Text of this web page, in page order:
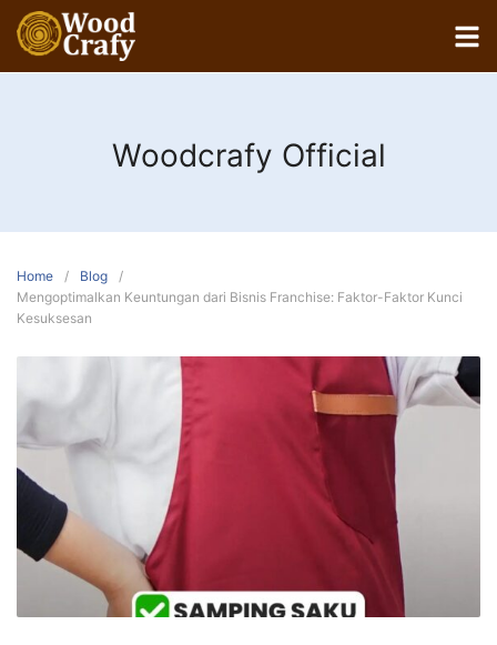
Woodcrafy Official
Home
Blog
Mengoptimalkan Keuntungan dari Bisnis Franchise: Faktor-Faktor Kunci
Kesuksesan